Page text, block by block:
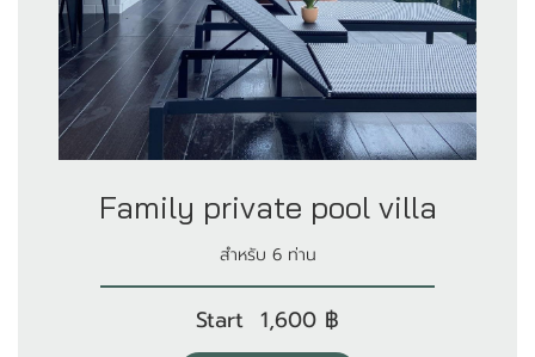
Family private pool villa
สำหรับ 6 ท่าน
Start 1,600 ฿